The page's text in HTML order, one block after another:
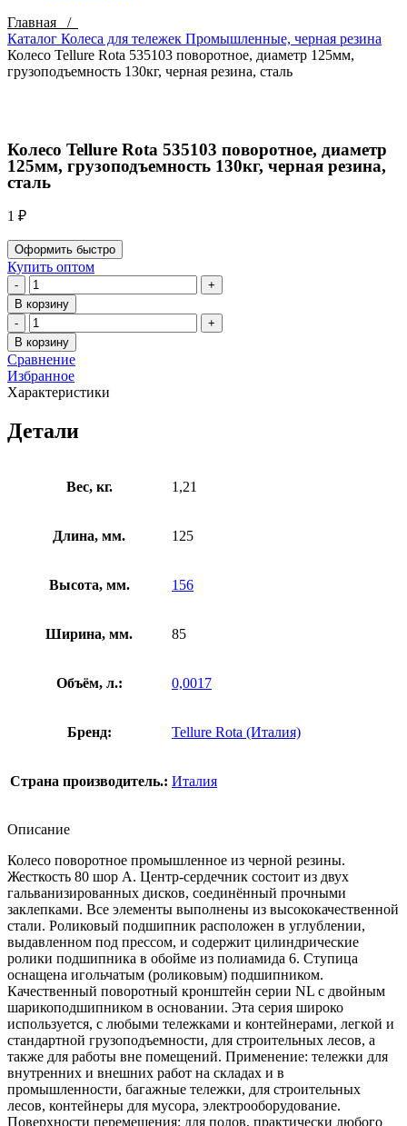
Главная /
Каталог Колеса для тележек Промышленные, черная резина
Колесо Tellure Rota 535103 поворотное, диаметр 125мм,
грузоподъемность 130кг, черная резина, сталь
Колесо Tellure Rota 535103 поворотное, диаметр
125мм, грузоподъемность 130кг, черная резина,
сталь
1 ₽
Оформить быстро
Купить оптом
Количество
товара
Колесо
Tellure
Rota
535103
поворотное,
диаметр
грузоподъемность
резина,
В корзину
Количество
товара
Колесо
Tellure
Rota
535103
диаметр
сталь
В корзину
Сравнение
Избранное
Характеристики
Детали
Вес, кг. 1,21
Длина, мм. 125
Высота, мм. 156
Ширина, мм. 85
Объём, л.: 0,0017
Бренд: Tellure Rota (Италия)
Страна производитель.: Италия
Описание
Колесо поворотное промышленное из черной резины.
Жесткость 80 шор А. Центр-сердечник состоит из двух
гальванизированных дисков, соединённый прочными
заклепками. Все элементы выполнены из высококачественной
стали. Роликовый подшипник расположен в углублении,
выдавленном под прессом, и содержит цилиндрические
ролики подшипника в обойме из полиамида 6. Ступица
оснащена игольчатым (роликовым) подшипником.
Качественный поворотный кронштейн серии NL c двойным
шарикоподшипником в основании. Эта серия широко
используется, с любыми тележками и контейнерами, легкой и
стандартной грузоподъемности, для строительных лесов, а
также для работы вне помещений. Применение: тележки для
внутренних и внешних работ на складах и в
промышленности, багажные тележки, для строительных
лесов, контейнеры для мусора, электрооборудование.
Поверхности перемещения: для полов, практически любого